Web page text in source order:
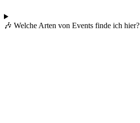
🎶 Welche Arten von Events finde ich hier?